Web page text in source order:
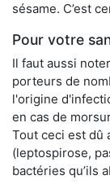
sésame. C’est
Pour votre
Il faut aussi
porteurs de
l'origine
en cas de
Tout ceci est dû
(leptospirose,
bactéries qu’ils